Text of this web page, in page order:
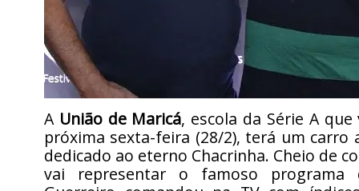
A União de Maricá, escola da Série A
próxima sexta-feira (28/2), terá um carro
dedicado ao eterno Chacrinha. Cheio de
vai representar o famoso programa